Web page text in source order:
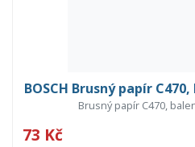
BOSCH Brusný papír
Brusný papír C470,
73 Kč